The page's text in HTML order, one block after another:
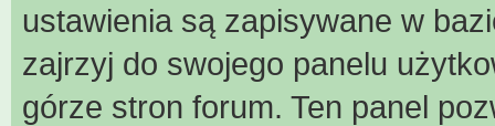
ustawienia są zapisywane w
zajrzyj do swojego panelu
górze stron forum. Ten panel